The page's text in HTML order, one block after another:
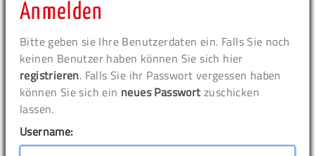
Anmelden
Bitte geben sie Ihre Benutzerdaten ein. Falls Sie noch
keinen Benutzer haben können Sie sich hier
registrieren. Falls Sie ihr Passwort vergessen haben
können Sie sich ein neues Passwort zuschicken
lassen.
Username: